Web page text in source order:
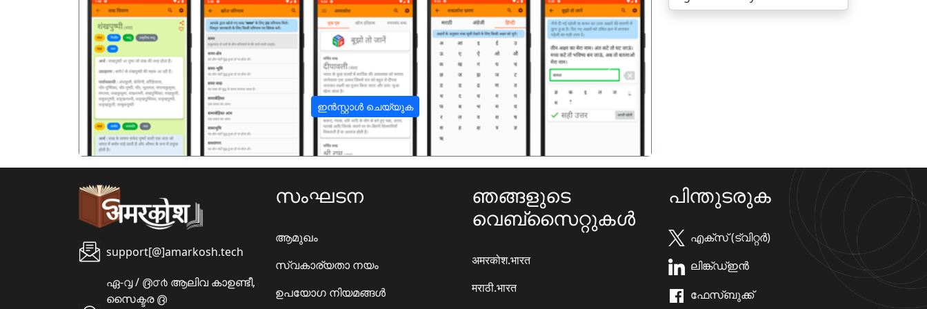
ഇൻസ്റ്റാൾ ചെയ്യുക
पिछला अगला
support[@]amarkosh.tech
ഏ-൮ / ൫൦൪ ആലിവ കാഉണ്ടീ,
സൈക്ടര ൫
സംഘടന
ആമുഖം
സ്വകാര്യതാ നയം
ഉപയോഗ നിയമങ്ങൾ
ഞങ്ങളുടെ
വെബ്സൈറ്റുകൾ
अमरकोश.भारत
मराठी.भारत
പിന്തുടരുക
എക്സ് (ട്വിറ്റർ)
ലിങ്ക്ഡ്ഇൻ
ഫേസ്ബുക്ക്